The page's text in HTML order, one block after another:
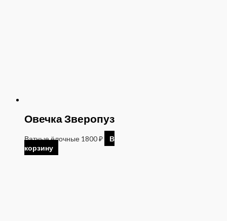
Овечка Зверопуз
Ватные ёлочные 1800₽
В
корзину